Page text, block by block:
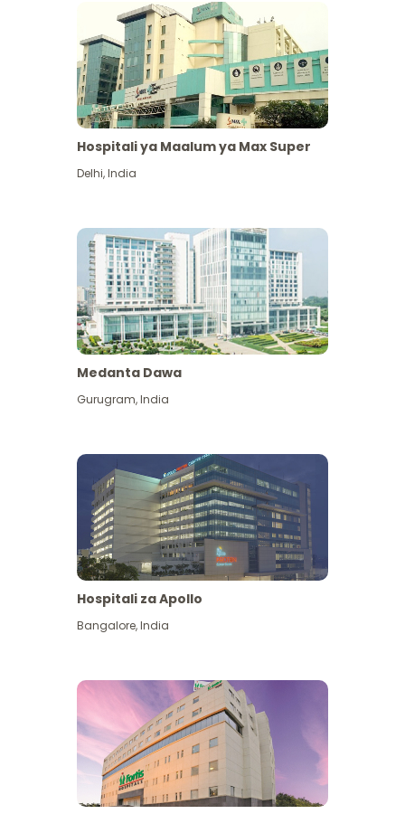
Hospitali ya Maalum ya Max Super
Delhi,India
Medanta Dawa
Gurugram,India
Hospitali za Apollo
Bangalore,India